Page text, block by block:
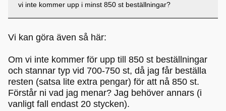
vi inte kommer upp i minst 850 st beställningar?
Vi kan göra även så här:
Om vi inte kommer för upp till 850 st beställningar
och stannar typ vid 700-750 st, då jag får beställa
resten (satsa lite extra pengar) för att nå 850 st.
Förstår ni vad jag menar? Jag behöver annars (i
vanligt fall endast 20 stycken).